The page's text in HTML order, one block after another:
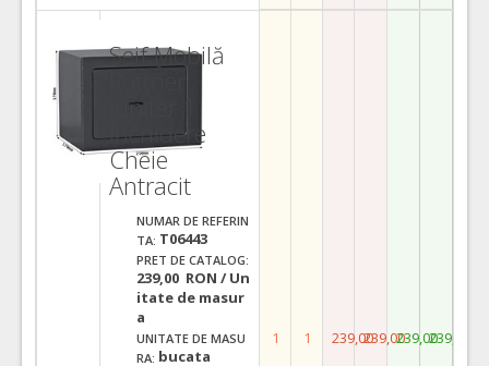
Seif Mobilă
Jupiter 1
Închidere
Cheie
Antracit
NUMAR DE REFERIN
TA: T06443
PRET DE CATALOG:
239,00 RON / Un
itate de masur
a
UNITATE DE MASU
RA: bucata
1 1 239,00239,00239,00239,00